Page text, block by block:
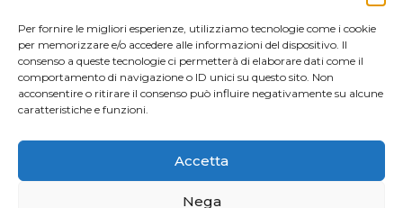
Per fornire le migliori esperienze, utilizziamo tecnologie come i cookie
per memorizzare e/o accedere alle informazioni del dispositivo. Il
consenso a queste tecnologie ci permetterà di elaborare dati come il
comportamento di navigazione o ID unici su questo sito. Non
acconsentire o ritirare il consenso può influire negativamente su alcune
caratteristiche e funzioni.
Accetta
Nega
Via Verona, 20 36020 Pove del Grappa (VI) Italy
Tel.+39 0424 8008
Fax +39 0424 800926
Catalogo Prodotti